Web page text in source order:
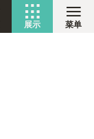
菜单
展示